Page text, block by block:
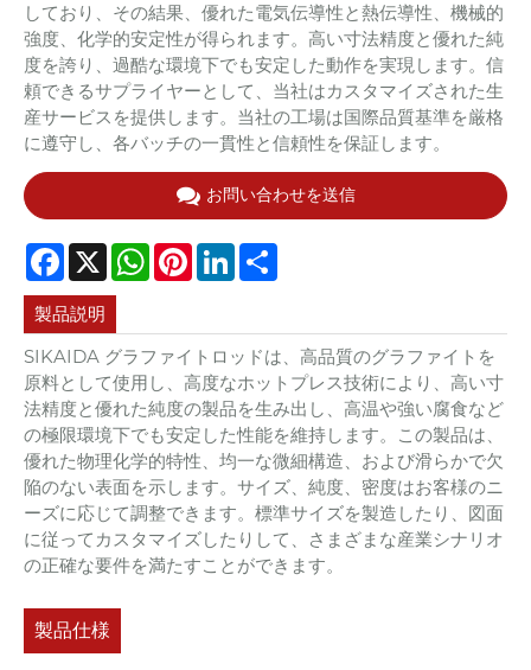
しており、その結果、優れた電気伝導性と熱伝導性、機械的
強度、化学的安定性が得られます。高い寸法精度と優れた純
度を誇り、過酷な環境下でも安定した動作を実現します。信
頼できるサプライヤーとして、当社はカスタマイズされた生
産サービスを提供します。当社の工場は国際品質基準を厳格
に遵守し、各バッチの一貫性と信頼性を保証します。
お問い合わせを送信
Facebook
X WhatsApp
PinterestLinkedIn
製品説明
SIKAIDA グラファイトロッドは、高品質のグラファイトを
原料として使用し、高度なホットプレス技術により、高い寸
法精度と優れた純度の製品を生み出し、高温や強い腐食など
の極限環境下でも安定した性能を維持します。この製品は、
優れた物理化学的特性、均一な微細構造、および滑らかで欠
陥のない表面を示します。サイズ、純度、密度はお客様のニ
ーズに応じて調整できます。標準サイズを製造したり、図面
に従ってカスタマイズしたりして、さまざまな産業シナリオ
の正確な要件を満たすことができます。
製品仕様